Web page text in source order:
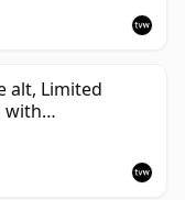
alt, Limited
with
92